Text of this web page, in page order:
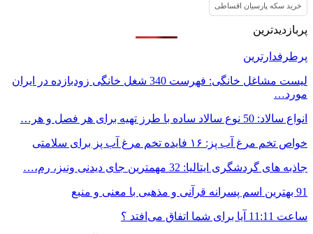
خرید سکه پارسیان اقساطی
پربازدیدترین
پرطرفدارترین
لیست مشاغل خانگی: فهرست 340 شغل خانگی زودبازده در ایران
مورد…
انواع سالاد: 50 نوع سالاد ساده با طرز تهیه برای هر فصل و هر…
خواص تخم مرغ آب پز: ۱۶ فایده تخم مرغ آب پز برای سلامتی
جاذبه های گردشگری ایتالیا: 32 مهمترین جای دیدنی ونیز، رم،…
91 بهترین اسم پسرانه قرآنی و مذهبی با معنی و منبع
ساعت 11:11 آیا برای شما اتفاق می‌افتد ؟